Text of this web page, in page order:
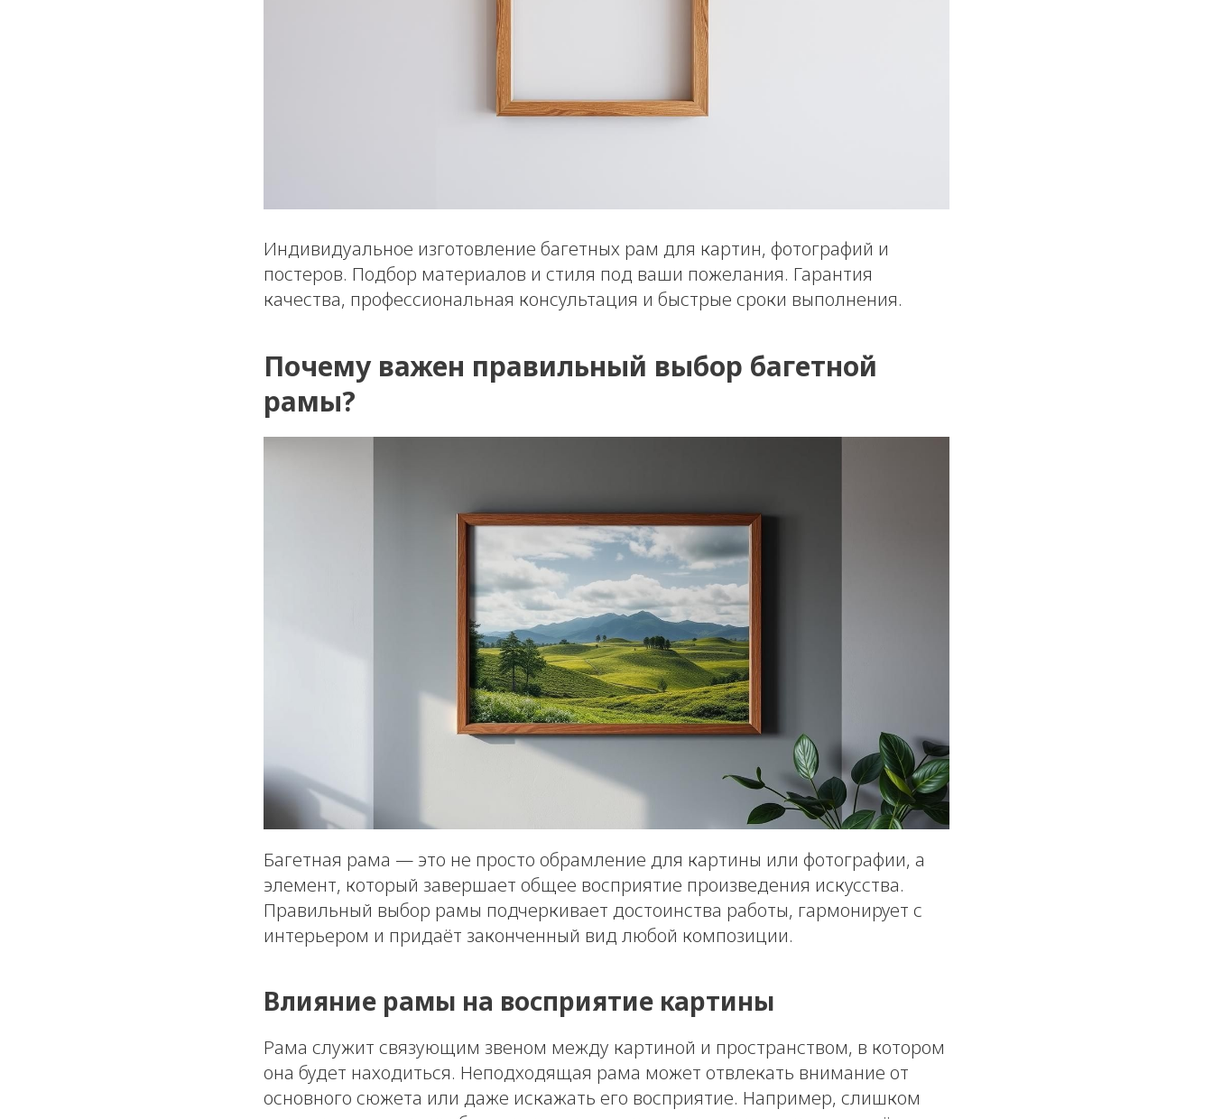
Индивидуальное изготовление багетных рам для картин, фотографий и
постеров. Подбор материалов и стиля под ваши пожелания. Гарантия
качества, профессиональная консультация и быстрые сроки выполнения.
Почему важен правильный выбор багетной
рамы?
Багетная рама — это не просто обрамление для картины или фотографии, а
элемент, который завершает общее восприятие произведения искусства.
Правильный выбор рамы подчеркивает достоинства работы, гармонирует с
интерьером и придаёт законченный вид любой композиции.
Влияние рамы на восприятие картины
Рама служит связующим звеном между картиной и пространством, в котором
она будет находиться. Неподходящая рама может отвлекать внимание от
основного сюжета или даже искажать его восприятие. Например, слишком